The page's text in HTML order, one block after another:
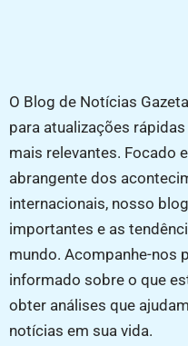
O Blog de Notícias
para atualizações
mais relevantes. Focado
abrangente dos
internacionais, nosso
importantes e as
mundo. Acompanhe-nos
informado sobre o que
obter análises que
notícias em sua vida.